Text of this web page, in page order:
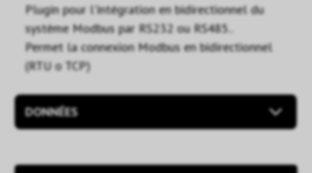
Plugin pour l'intégration en bidirectionnel du
système Modbus par RS232 ou RS485..
Permet la connexion Modbus en bidirectionnel
(RTU o TCP)
DONNÉES